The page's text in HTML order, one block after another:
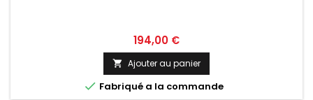
Prix
194,00 €
 Ajouter au panier
 Fabriqué a la commande